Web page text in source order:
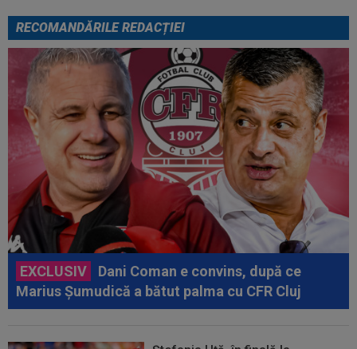
RECOMANDĂRILE REDACȚIEI
EXCLUSIV
Dani Coman e convins, după ce
Marius Șumudică a bătut palma cu CFR Cluj